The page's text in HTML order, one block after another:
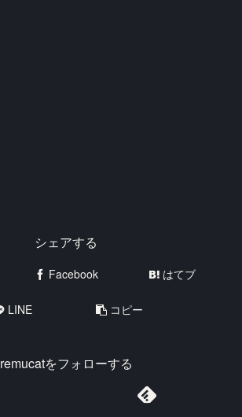
シェアする
Facebook はてブ
LINE コピー
remucatをフォローする